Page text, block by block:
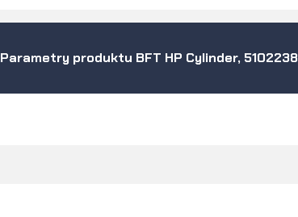
Parametry produktu BFT HP Cylinder, 5102238